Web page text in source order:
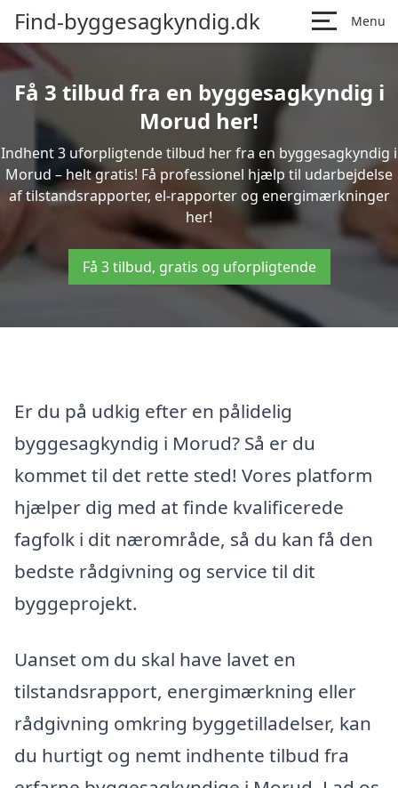
Find-byggesagkyndig.dk Menu
Få 3 tilbud fra en byggesagkyndig i
Morud her!
Indhent 3 uforpligtende tilbud her fra en byggesagkyndig i
Morud – helt gratis! Få professionel hjælp til udarbejdelse
af tilstandsrapporter, el-rapporter og energimærkninger
her!
Få 3 tilbud, gratis og uforpligtende
Er du på udkig efter en pålidelig
byggesagkyndig i Morud? Så er du
kommet til det rette sted! Vores platform
hjælper dig med at finde kvalificerede
fagfolk i dit nærområde, så du kan få den
bedste rådgivning og service til dit
byggeprojekt.
Uanset om du skal have lavet en
tilstandsrapport, energimærkning eller
rådgivning omkring byggetilladelser, kan
du hurtigt og nemt indhente tilbud fra